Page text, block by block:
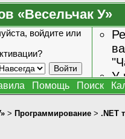
«Весельчак У»
войдите или
У
Помощь Поиск
> Программирование > .NET